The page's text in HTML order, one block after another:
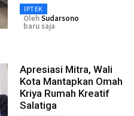
IPTEK
OlehSudarsono
baru saja
Apresiasi Mitra, Wali
Kota Mantapkan Omah
Kriya Rumah Kreatif
Salatiga